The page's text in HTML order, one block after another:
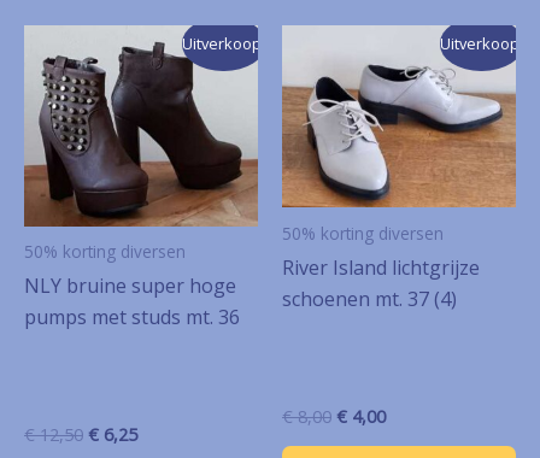
Uitverkoop!
50% korting diversen
NLY bruine super hoge
pumps met studs mt. 36
€12,50 Oorspronkelijke
€ 6,25Huidige
Uitverkoop!
50% korting diversen
River Island lichtgrijze
schoenen mt. 37 (4)
€8,00 Oorspronkelijke
€ 4,00Huidige